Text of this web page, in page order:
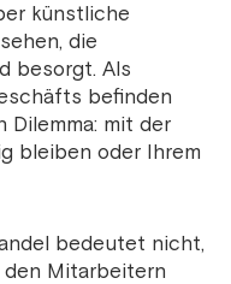
künstliche
die
besorgt. Als
befinden
Dilemma: mit der
bleiben oder Ihrem
bedeutet nicht,
Mitarbeitern